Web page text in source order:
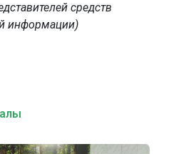
средств
информации)